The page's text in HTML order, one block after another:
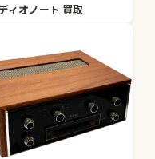
ィオノート 買取